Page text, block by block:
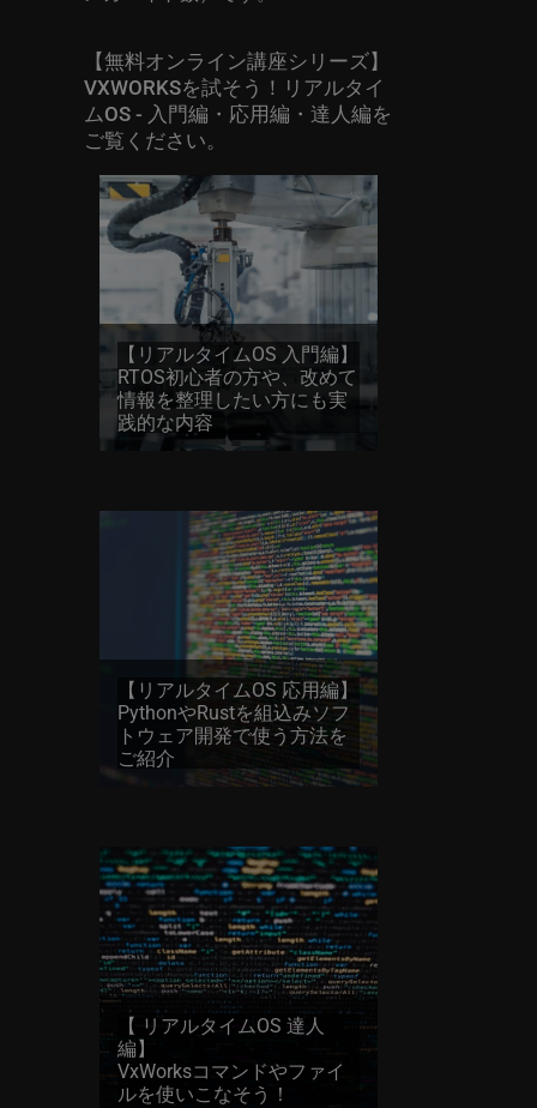
【無料オンライン講座シリーズ】
VXWORKSを試そう！リアルタイ
ムOS - 入門編・応用編・達人編を
ご覧ください。
【リアルタイムOS 入門編】
RTOS初心者の方や、改めて
情報を整理したい方にも実
践的な内容
【リアルタイムOS 応用編】
PythonやRustを組込みソフ
トウェア開発で使う方法を
ご紹介
【 リアルタイムOS 達人
編】
VxWorksコマンドやファイ
ルを使いこなそう！